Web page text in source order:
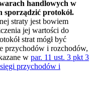
handlowych w
protokół.
straty jest bowiem
jej wartości do
strat mógł być
przychodów i rozchodów,
w par. 11 ust. 3 pkt 3
przychodów i